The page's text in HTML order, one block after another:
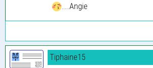
.....Angie
Tiphaine15